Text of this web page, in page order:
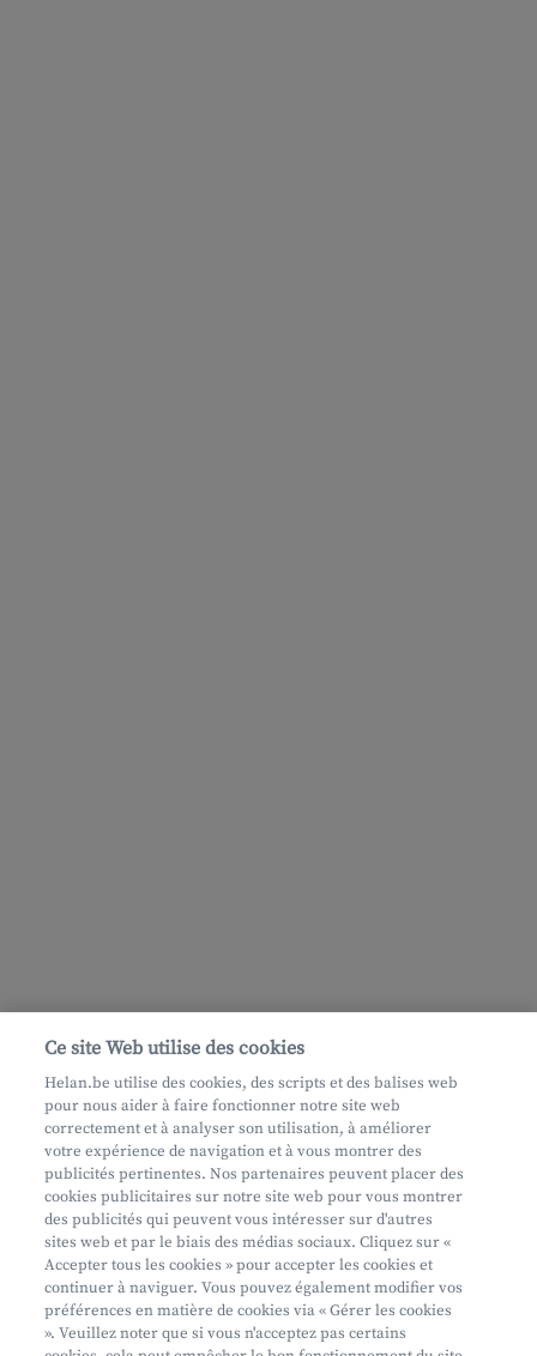
Ce site Web utilise des cookies
Helan.be utilise des cookies, des scripts et des balises web
pour nous aider à faire fonctionner notre site web
correctement et à analyser son utilisation, à améliorer
votre expérience de navigation et à vous montrer des
publicités pertinentes. Nos partenaires peuvent placer des
cookies publicitaires sur notre site web pour vous montrer
des publicités qui peuvent vous intéresser sur d'autres
sites web et par le biais des médias sociaux. Cliquez sur «
Accepter tous les cookies » pour accepter les cookies et
continuer à naviguer. Vous pouvez également modifier vos
préférences en matière de cookies via « Gérer les cookies
». Veuillez noter que si vous n'acceptez pas certains